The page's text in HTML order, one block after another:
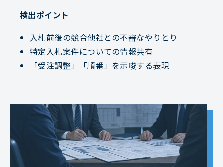
検出ポイント
入札前後の競合他社との不審なやりとり
特定入札案件についての情報共有
「受注調整」「順番」を示唆する表現